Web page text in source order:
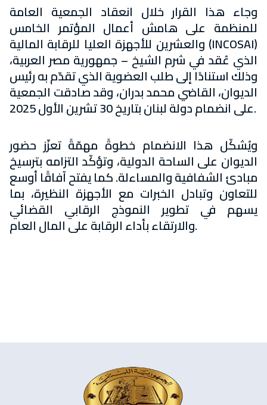
وجاء هذا القرار خلال انعقاد الجمعية العامة
للمنظمة على هامش أعمال المؤتمر الخامس
والعشرين للأجهزة العليا للرقابة المالية (INCOSAI)
الذي عُقد في شرم الشيخ – جمهورية مصر العربية،
وذلك استنادًا إلى طلب العضوية الذي تقدّم به رئيس
الديوان، القاضي محمد بدران، وقد صادقت الجمعية
على انضمام دولة لبنان بتاريخ 30 تشرين الأول 2025.
ويُشكّل هذا الانضمام خطوةً مهمّةً تعزّز حضور
الديوان على الساحة الدولية، وتؤكّد التزامه بترسيخ
مبادئ الشفافية والمساءلة. كما يفتح آفاقًا أوسع
للتعاون وتبادل الخبرات مع الأجهزة النظيرة، بما
يسهم في تطوير النموذج الرقابي القضائي
والارتقاء بأداء الرقابة على المال العام.